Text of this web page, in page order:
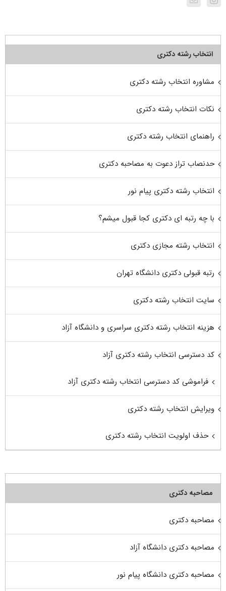
انتخاب رشته دکتری
مشاوره انتخاب رشته دکتری
نکات انتخاب رشته دکتری
راهنمای انتخاب رشته دکتری
حدنصاب تراز دعوت به مصاحبه دکتری
انتخاب رشته دکتری پیام نور
با چه رتبه ای دکتری کجا قبول میشم؟
انتخاب رشته مجازی دکتری
رتبه قبولی دکتری دانشگاه تهران
سایت انتخاب رشته دکتری
هزینه انتخاب رشته دکتری سراسری و دانشگاه آزاد
کد دسترسی انتخاب رشته دکتری آزاد
فراموشی کد دسترسی انتخاب رشته دکتری آزاد
ویرایش انتخاب رشته دکتری
حذف اولویت انتخاب رشته دکتری
مصاحبه دکتری
مصاحبه دکتری
مصاحبه دکتری دانشگاه آزاد
مصاحبه دکتری دانشگاه پیام نور